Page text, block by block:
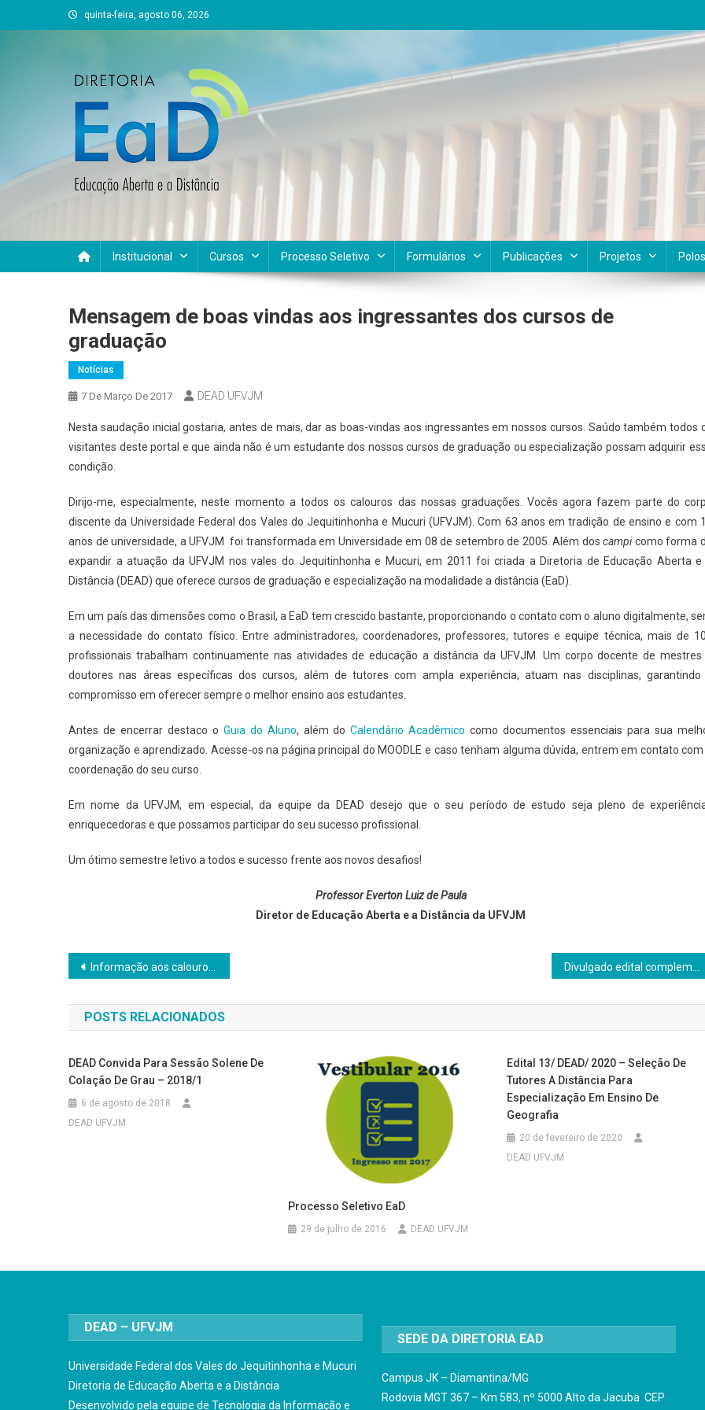
to
quinta-feira, agosto 06, 2026
DEAD UFVJM
Institucional Cursos Processo Seletivo Formulários Publicações Projetos Polos
Mensagem de boas vindas aos ingressantes dos cursos de
graduação
Notícias
7 De Março De 2017 DEAD UFVJM
Nesta saudação inicial gostaria, antes de mais, dar as boas-vindas aos ingressantes em nossos cursos. Saúdo também todos
visitantes deste portal e que ainda não é um estudante dos nossos cursos de graduação ou especialização possam adquirir
condição.
Dirijo-me, especialmente, neste momento a todos os calouros das nossas graduações. Vocês agora fazem parte do
discente da Universidade Federal dos Vales do Jequitinhonha e Mucuri (UFVJM). Com 63 anos em tradição de ensino e com
anos de universidade, a UFVJM foi transformada em Universidade em 08 de setembro de 2005. Além doscampicomo forma
expandir a atuação da UFVJM nos vales do Jequitinhonha e Mucuri, em 2011 foi criada a Diretoria de Educação Aberta e
Distância (DEAD) que oferece cursos de graduação e especialização na modalidade a distância (EaD).
Em um país das dimensões como o Brasil, a EaD tem crescido bastante, proporcionando o contato com o aluno digitalmente,
a necessidade do contato físico. Entre administradores, coordenadores, professores, tutores e equipe técnica, mais de
profissionais trabalham continuamente nas atividades de educação a distância da UFVJM. Um corpo docente de mestres
doutores nas áreas específicas dos cursos, além de tutores com ampla experiência, atuam nas disciplinas, garantindo
compromisso em oferecer sempre o melhor ensino aos estudantes.
Antes de encerrar destaco o Guia do Aluno, além doCalendário Acadêmico como documentos essenciais para sua
organização e aprendizado. Acesse-os na página principal do MOODLE e caso tenham alguma dúvida, entrem em contato com
coordenação do seu curso.
Em nome da UFVJM, em especial, da equipe da DEAD desejo que o seu período de estudo seja pleno de
enriquecedoras e que possamos participar do seu sucesso profissional.
Um ótimo semestre letivo a todos e sucesso frente aos novos desafios!
Professor Everton Luiz de Paula
Diretor de Educação Aberta e a Distância da UFVJM
Navegação
de
Post
Informação aos calouros do curso de Licenciatura em Matemática
POSTS RELACIONADOS
DEAD Convida Para Sessão Solene De
Colação De Grau – 2018/1
6 de agosto de 2018
DEAD UFVJM
Processo Seletivo EaD
29 de julho de 2016 DEAD UFVJM
Edital 13/ DEAD/ 2020 – Seleção De
Tutores A Distância Para
Especialização Em Ensino De
Geografia
20 de fevereiro de 2020
DEAD UFVJM
DEAD – UFVJM
Universidade Federal dos Vales do Jequitinhonha e Mucuri
Diretoria de Educação Aberta e a Distância
Desenvolvido pela equipe de Tecnologia da Informação e
SEDE DA DIRETORIA EAD
Campus JK – Diamantina/MG
Rodovia MGT 367 – Km 583, nº 5000 Alto da Jacuba CEP